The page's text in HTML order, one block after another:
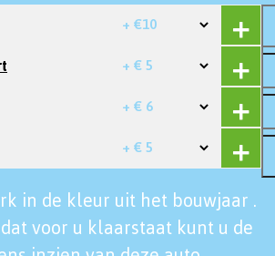
+ €10
+ € 5
+ € 6
+ € 5
in de kleur uit het bouwjaar .
voor u klaarstaat kunt u de